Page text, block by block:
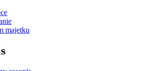
majetku